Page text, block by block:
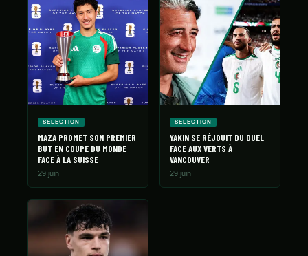
SELECTION
MAZA PROMET SON PREMIER
BUT EN COUPE DU MONDE
FACE À LA SUISSE
29 juin
SELECTION
YAKIN SE RÉJOUIT DU DUEL
FACE AUX VERTS À
VANCOUVER
29 juin